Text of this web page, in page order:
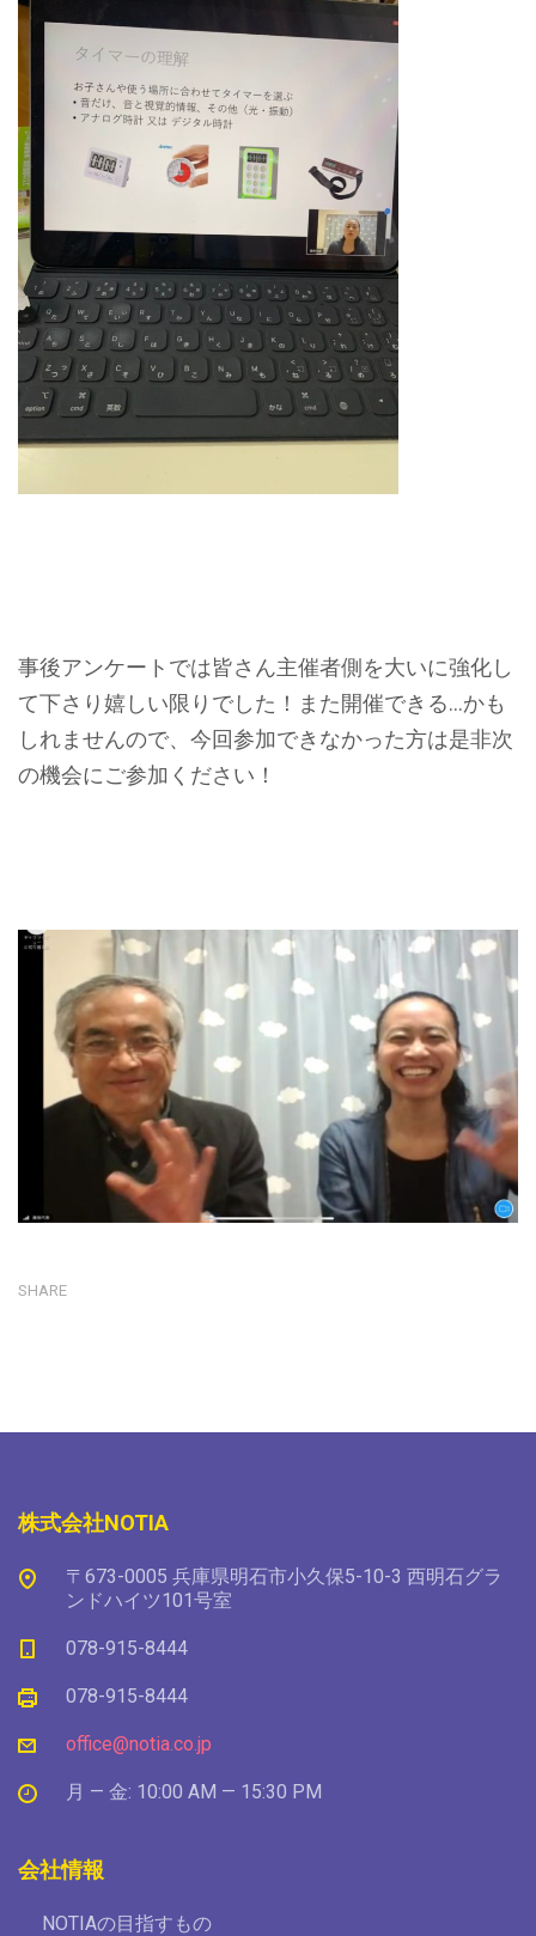
事後アンケートでは皆さん主催者側を大いに強化し
て下さり嬉しい限りでした！また開催できる…かも
しれませんので、今回参加できなかった方は是非次
の機会にご参加ください！
SHARE
株式会社NOTIA
〒673-0005 兵庫県明石市小久保5-10-3 西明石グラ
ンドハイツ101号室
078-915-8444
078-915-8444
office@notia.co.jp
月 — 金: 10:00 AM — 15:30 PM
会社情報
NOTIAの目指すもの